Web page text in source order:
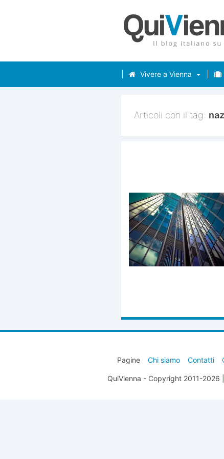
Vivere a Vienna
Articoli con il tag:
Pagine
Chi siamo Contatti
QuiVienna - Copyright 2011-2026 |